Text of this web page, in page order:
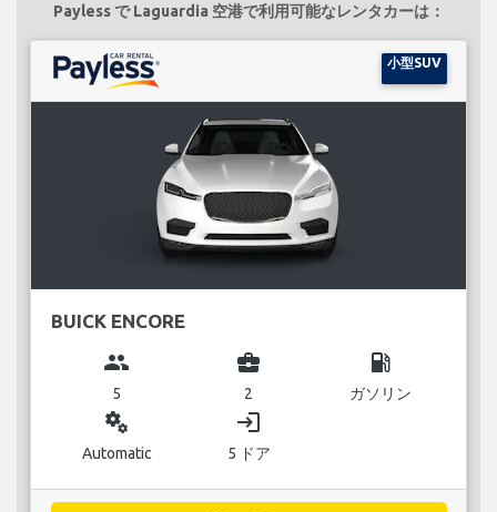
Payless で Laguardia 空港で利用可能なレンタカーは：
小型SUV
BUICK ENCORE
group
5
business_center
2
local_gas_station
ガソリン
miscellaneous_services
Automatic
login
5 ドア